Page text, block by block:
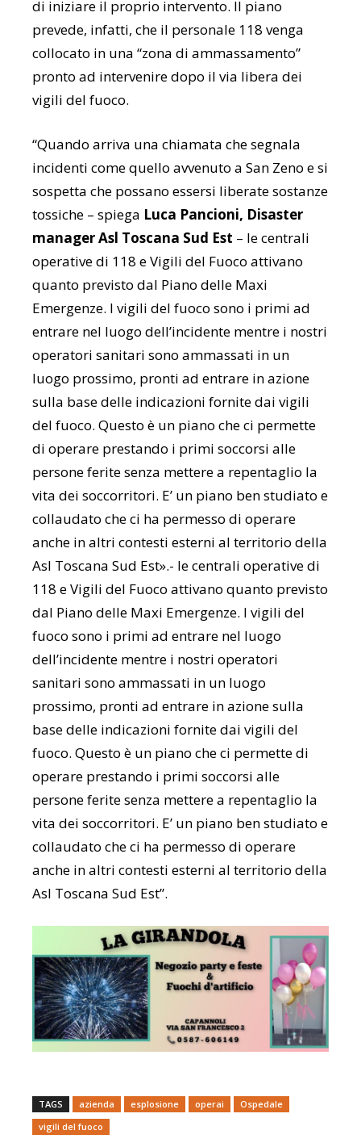
di iniziare il proprio intervento. Il piano
prevede, infatti, che il personale 118 venga
collocato in una “zona di ammassamento”
pronto ad intervenire dopo il via libera dei
vigili del fuoco.
“Quando arriva una chiamata che segnala
incidenti come quello avvenuto a San Zeno e si
sospetta che possano essersi liberate sostanze
tossiche – spiega Luca Pancioni, Disaster
manager Asl Toscana Sud Est – le centrali
operative di 118 e Vigili del Fuoco attivano
quanto previsto dal Piano delle Maxi
Emergenze. I vigili del fuoco sono i primi ad
entrare nel luogo dell’incidente mentre i nostri
operatori sanitari sono ammassati in un
luogo prossimo, pronti ad entrare in azione
sulla base delle indicazioni fornite dai vigili
del fuoco. Questo è un piano che ci permette
di operare prestando i primi soccorsi alle
persone ferite senza mettere a repentaglio la
vita dei soccorritori. E’ un piano ben studiato e
collaudato che ci ha permesso di operare
anche in altri contesti esterni al territorio della
Asl Toscana Sud Est».- le centrali operative di
118 e Vigili del Fuoco attivano quanto previsto
dal Piano delle Maxi Emergenze. I vigili del
fuoco sono i primi ad entrare nel luogo
dell’incidente mentre i nostri operatori
sanitari sono ammassati in un luogo
prossimo, pronti ad entrare in azione sulla
base delle indicazioni fornite dai vigili del
fuoco. Questo è un piano che ci permette di
operare prestando i primi soccorsi alle
persone ferite senza mettere a repentaglio la
vita dei soccorritori. E’ un piano ben studiato e
collaudato che ci ha permesso di operare
anche in altri contesti esterni al territorio della
Asl Toscana Sud Est”.
TAGS azienda esplosione operai
Ospedale
vigili del fuoco